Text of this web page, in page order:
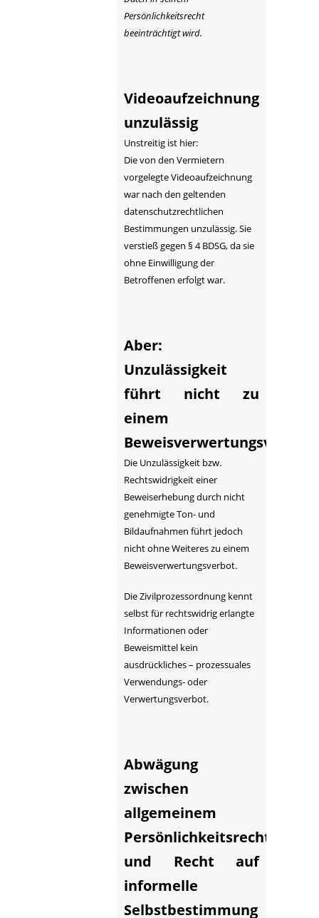
Persönlichkeitsrecht
beeinträchtigt wird.
Videoaufzeichnung
unzulässig
Unstreitig ist hier:
Die von den Vermietern
vorgelegte Videoaufzeichnung
war nach den geltenden
datenschutzrechtlichen
Bestimmungen unzulässig. Sie
verstieß gegen § 4 BDSG, da sie
ohne Einwilligung der
Betroffenen erfolgt war.
Aber:
Unzulässigkeit
führt nicht zu
einem
Beweisverwertungsverbot.
Die Unzulässigkeit bzw.
Rechtswidrigkeit einer
Beweiserhebung durch nicht
genehmigte Ton- und
Bildaufnahmen führt jedoch
nicht ohne Weiteres zu einem
Beweisverwertungsverbot.
Die Zivilprozessordnung kennt
selbst für rechtswidrig erlangte
Informationen oder
Beweismittel kein
ausdrückliches – prozessuales
Verwendungs- oder
Verwertungsverbot.
Abwägung
zwischen
allgemeinem
Persönlichkeitsrecht
und Recht auf
informelle
Selbstbestimmung